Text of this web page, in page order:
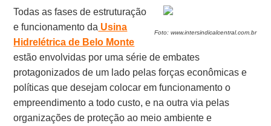
Foto: www.intersindicalcentral.com.br
Todas as fases de estruturação
e funcionamento da Usina
Hidrelétrica de Belo Monte
estão envolvidas por uma série de embates
protagonizados de um lado pelas forças econômicas e
políticas que desejam colocar em funcionamento o
empreendimento a todo custo, e na outra via pelas
organizações de proteção ao meio ambiente e